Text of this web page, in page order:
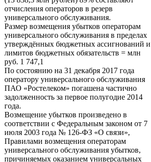
отчисления операторов в резерв
универсального обслуживания.
Размер возмещения убытков операторам
универсального обслуживания в пределах
утверждённых бюджетных ассигнований и
лимитов бюджетных обязательств = млн
руб. 1 747,1
По состоянию на 31 декабря 2017 года
оператору универсального обслуживания
ПАО «Ростелеком» погашена частично
задолженность за первое полугодие 2014
года.
Возмещение убытков произведено в
соответствии с Федеральным законом от 7
июля 2003 года № 126-ФЗ «О связи»,
Правилами возмещения операторам
универсального обслуживания убытков,
причиняемых оказанием универсальных